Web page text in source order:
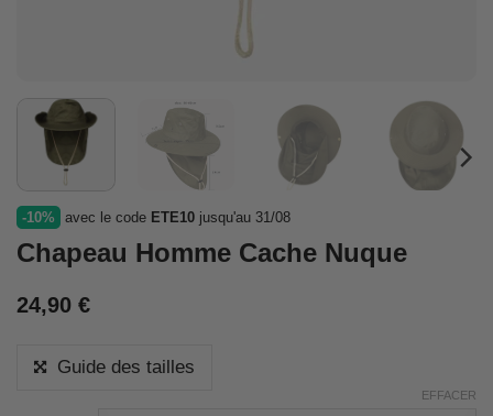
-10% avec le code ETE10 jusqu'au 31/08
Chapeau Homme Cache Nuque
24,90 €
Guide des tailles
EFFACER